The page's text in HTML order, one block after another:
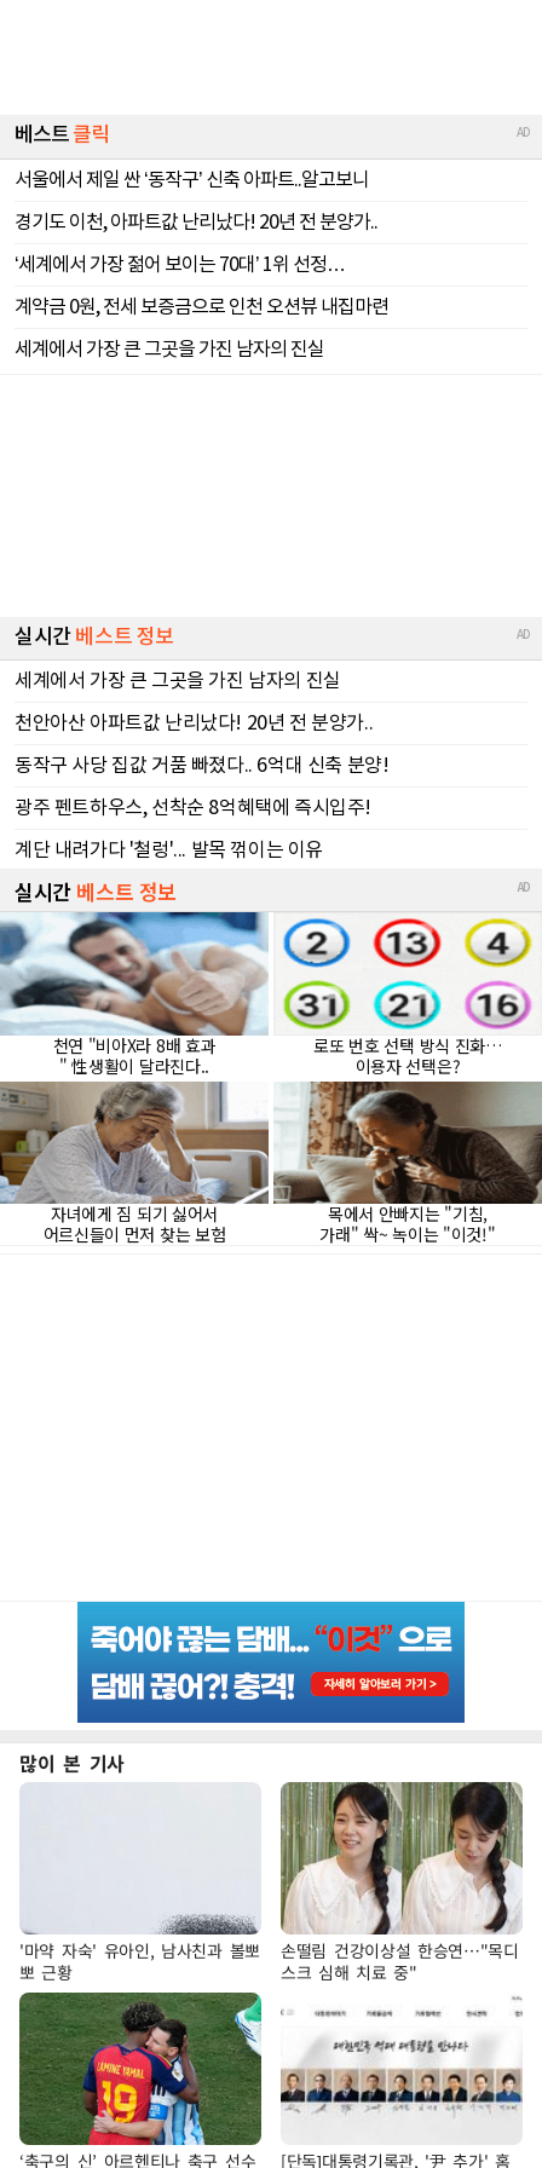
많이 본 기사
'마약 자숙' 유아인, 남사친과 볼뽀
뽀 근황
손떨림 건강이상설 한승연…"목디
스크 심해 치료 중"
‘축구의 신’ 아르헨티나 축구 선수 [단독]대통령기록관, '尹 추가' 홈